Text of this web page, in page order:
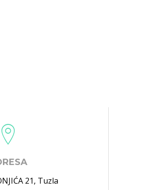
21, Tuzla